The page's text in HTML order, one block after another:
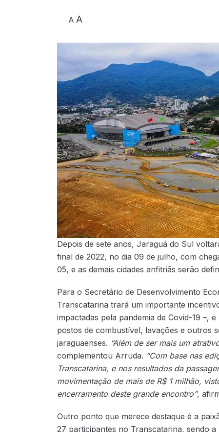
A A
Depois de sete anos, Jaraguá do Sul
final de 2022, no dia 09 de julho, com
05, e as demais cidades anfitriãs serão
Para o Secretário de Desenvolvimento
Transcatarina trará um importante
impactadas pela pandemia de Covid-19 –,
postos de combustível, lavações e outros
jaraguaenses. “Além de ser mais um
complementou Arruda. “Com base nas
Transcatarina, e nos resultados da
movimentação de mais de R$ 1 milhão,
encerramento deste grande encontro”,
Outro ponto que merece destaque é a
27 participantes no Transcatarina, sendo